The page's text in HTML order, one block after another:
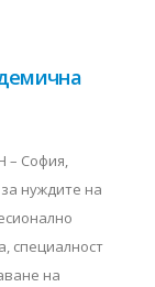
– София,
нуждите на
специалност
на